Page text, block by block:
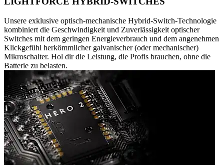
Unsere exklusive optisch-mechanische Hybrid-Switch-Technologie
kombiniert die Geschwindigkeit und Zuverlässigkeit optischer
Switches mit dem geringen Energieverbrauch und dem angenehmen
Klickgefühl herkömmlicher galvanischer (oder mechanischer)
Mikroschalter. Hol dir die Leistung, die Profis brauchen, ohne die
Batterie zu belasten.